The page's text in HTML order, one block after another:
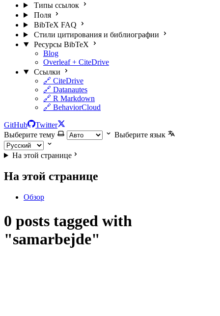
Типы ссылок
Поля
BibTeX FAQ
Стили цитирования и библиографии
Ресурсы BibTeX
Blog
Overleaf + CiteDrive
Ссылки
🔗 CiteDrive
🔗 Datanautes
🔗 R Markdown
🔗 BehaviorCloud
GitHub
Twitter
Выберите тему
Выберите язык
На этой странице
На этой странице
Обзор
0 posts tagged with
"samarbejde"